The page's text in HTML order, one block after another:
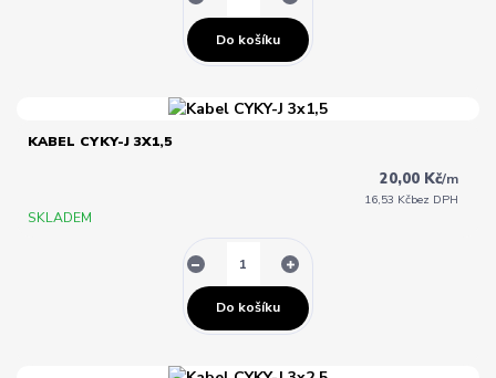
Do košíku
KABEL CYKY-J 3X1,5
20,00 Kč/m
16,53 Kčbez DPH
SKLADEM
Do košíku